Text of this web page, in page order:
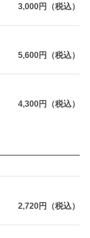
3,000円（税込）
5,600円（税込）
4,300円（税込）
2,720円（税込）